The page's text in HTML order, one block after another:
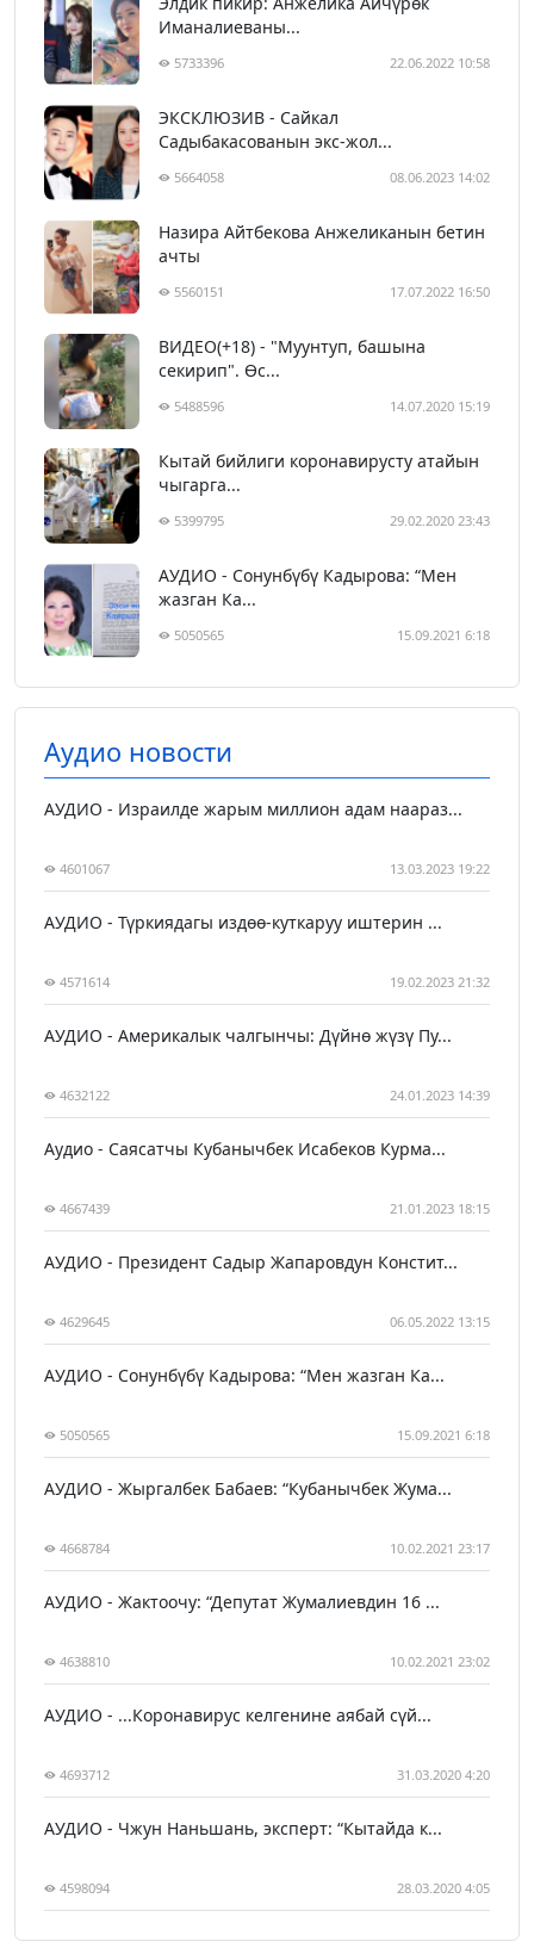
Иманалиеваны...
5733396 22.06.2022 10:58
ЭКСКЛЮЗИВ - Сайкал
Садыбакасованын экс-жол...
5664058 08.06.2023 14:02
Назира Айтбекова Анжеликанын бетин
ачты
5560151 17.07.2022 16:50
ВИДЕО(+18) - "Муунтуп, башына
секирип". Өс...
5488596 14.07.2020 15:19
Кытай бийлиги коронавирусту атайын
чыгарга...
5399795 29.02.2020 23:43
АУДИО - Сонунбүбү Кадырова: “Мен
жазган Ка...
5050565 15.09.2021 6:18
Аудио новости
АУДИО - Израилде жарым миллион адам наараз...
4601067 13.03.2023 19:22
АУДИО - Түркиядагы издөө-куткаруу иштерин ...
4571614 19.02.2023 21:32
АУДИО - Америкалык чалгынчы: Дүйнө жүзү Пу...
4632122 24.01.2023 14:39
Аудио - Саясатчы Кубанычбек Исабеков Курма...
4667439 21.01.2023 18:15
АУДИО - Президент Садыр Жапаровдун Констит...
4629645 06.05.2022 13:15
АУДИО - Сонунбүбү Кадырова: “Мен жазган Ка...
5050565 15.09.2021 6:18
АУДИО - Жыргалбек Бабаев: “Кубанычбек Жума...
4668784 10.02.2021 23:17
АУДИО - Жактоочу: “Депутат Жумалиевдин 16 ...
4638810 10.02.2021 23:02
АУДИО - ...Коронавирус келгенине аябай сүй...
4693712 31.03.2020 4:20
АУДИО - Чжун Наньшань, эксперт: “Кытайда к...
4598094 28.03.2020 4:05